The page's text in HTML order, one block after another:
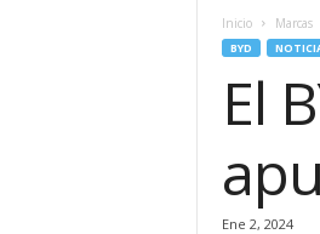
Inicio Marcas
BYD
El
Ene 2, 2024